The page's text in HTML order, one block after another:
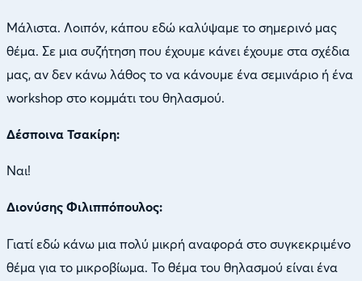
Μάλιστα. Λοιπόν, κάπου εδώ καλύψαμε το σημερινό μας
θέμα. Σε μια συζήτηση που έχουμε κάνει έχουμε στα σχέδια
μας, αν δεν κάνω λάθος το να κάνουμε ένα σεμινάριο ή ένα
workshop στο κομμάτι του θηλασμού.
Δέσποινα Τσακίρη:
Ναι!
Διονύσης Φιλιππόπουλος:
Γιατί εδώ κάνω μια πολύ μικρή αναφορά στο συγκεκριμένο
θέμα για το μικροβίωμα. Το θέμα του θηλασμού είναι ένα